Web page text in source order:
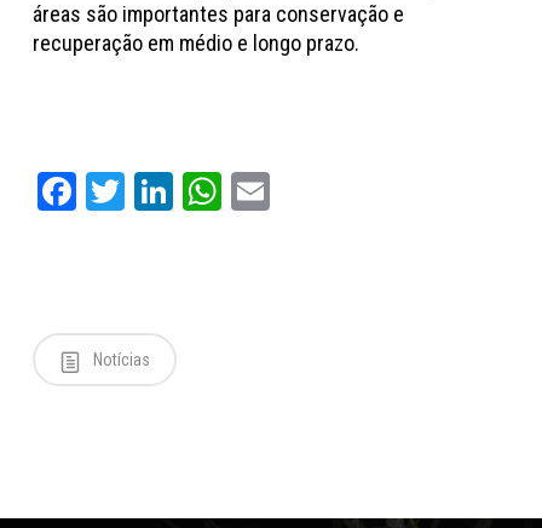
áreas são importantes para conservação e
recuperação em médio e longo prazo.
Facebook
Twitter
LinkedIn
WhatsApp
Email
Notícias